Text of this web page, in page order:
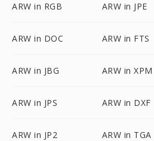
ARW in RGB ARW in JPE
ARW in DOC ARW in FTS
ARW in JBG ARW in XPM
ARW in JPS ARW in DXF
ARW in JP2 ARW in TGA